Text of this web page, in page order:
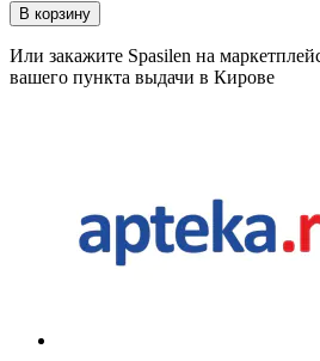
В корзину
Или закажите Spasilen на
вашего пункта выдачи в Кирове